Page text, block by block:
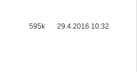
595k 29.4.2016 10:32